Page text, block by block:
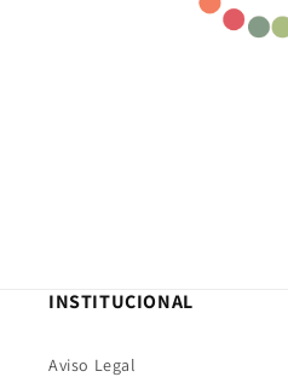
INSTITUCIONAL
Aviso Legal